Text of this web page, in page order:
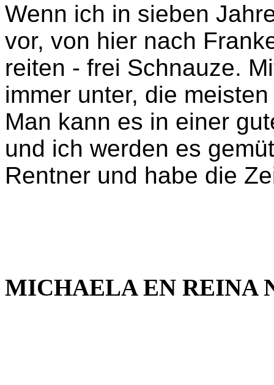
Wenn ich in sieben
vor, von hier nach
reiten - frei Schnauze.
immer unter, die
Man kann es in einer
und ich werden es
Rentner und habe die
MICHAELA EN REINA